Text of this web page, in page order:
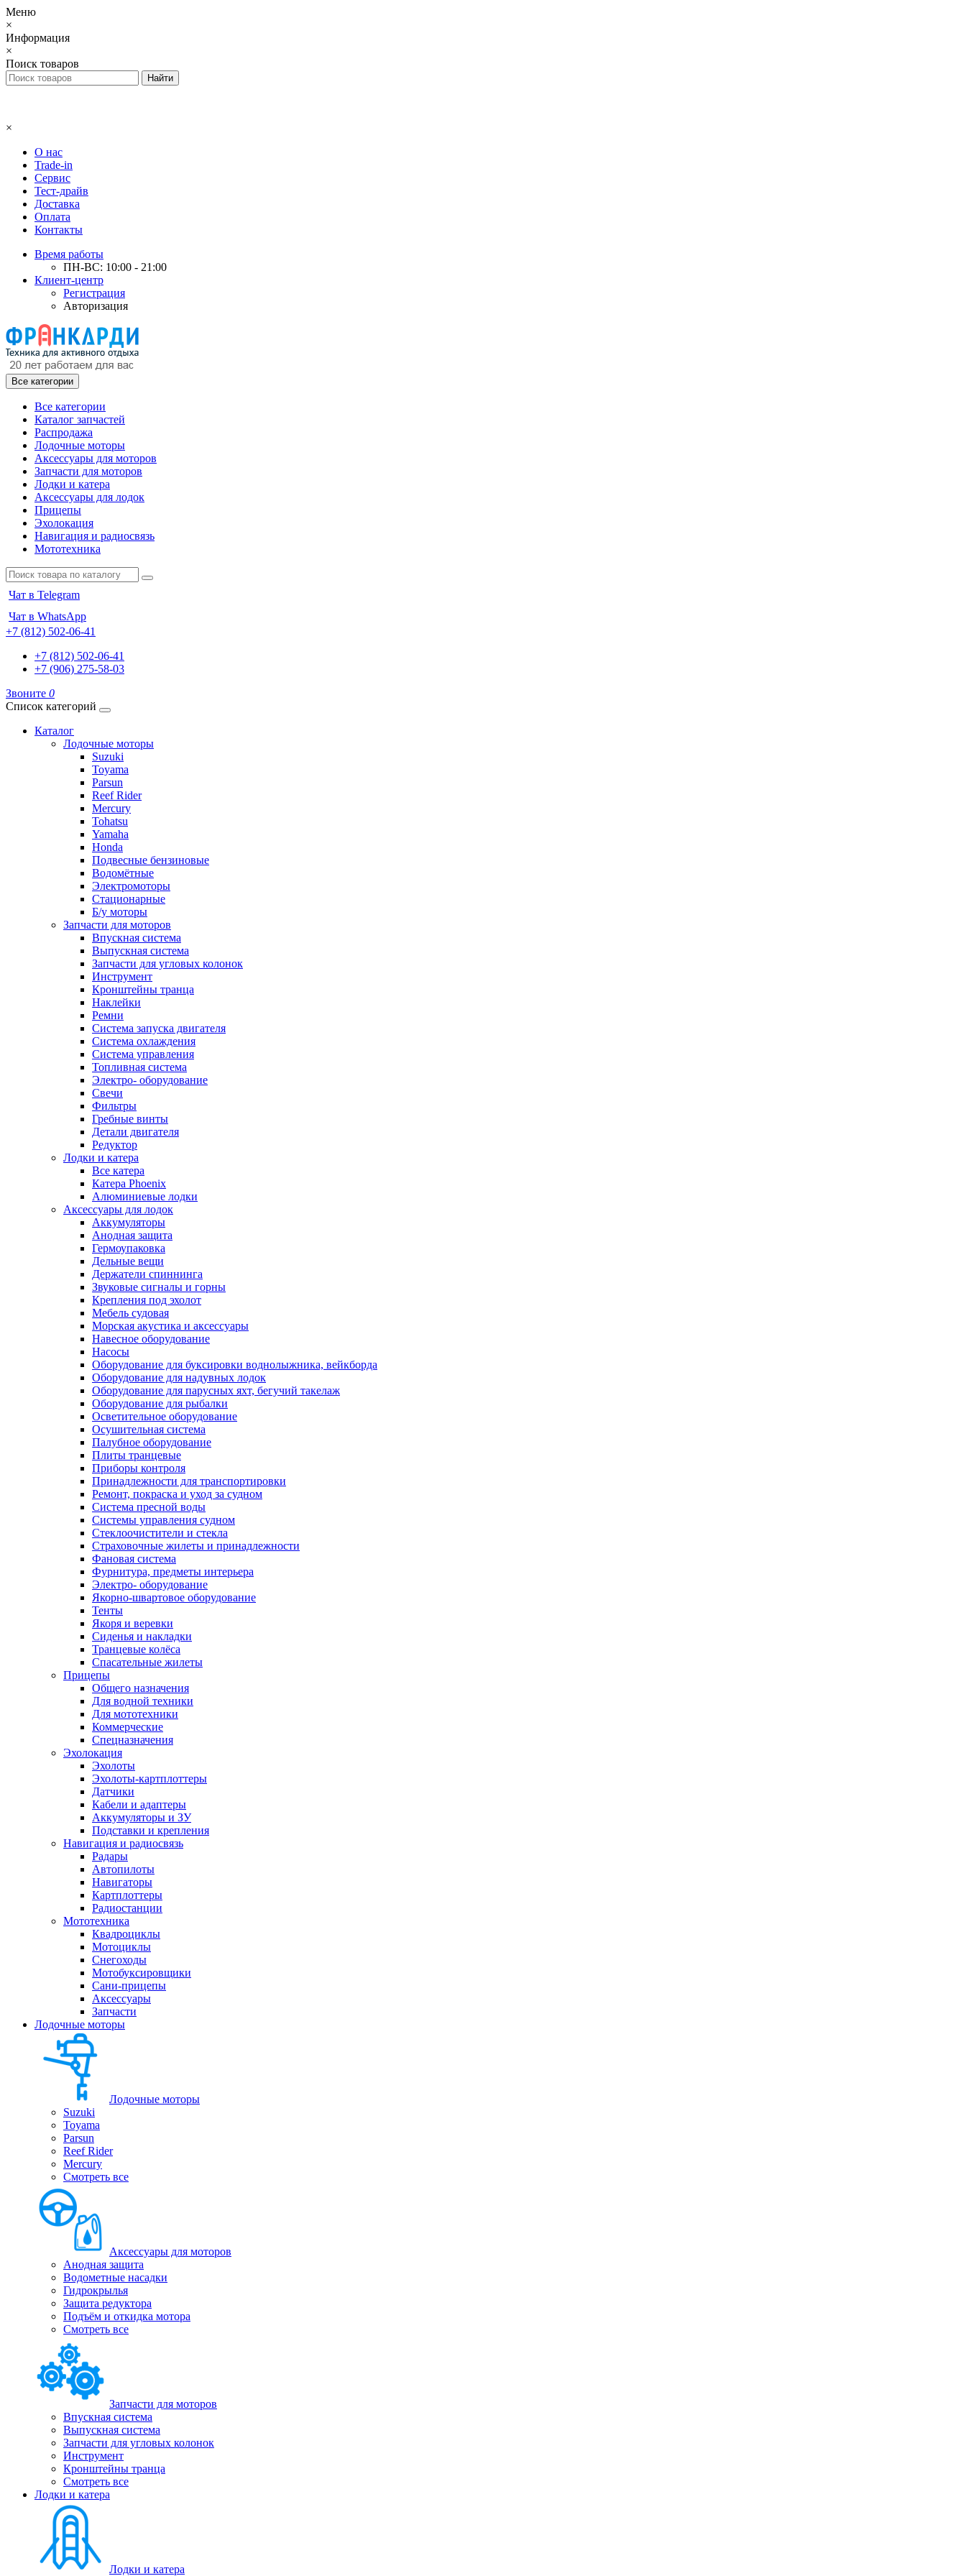
Меню
×
Информация
×
Поиск товаров
×
О нас
Trade-in
Сервис
Тест-драйв
Доставка
Оплата
Контакты
Время работы
ПН-ВС: 10:00 - 21:00
Клиент-центр
Регистрация
Авторизация
Все категории
Все категории
Каталог запчастей
Распродажа
Лодочные моторы
Аксессуары для моторов
Запчасти для моторов
Лодки и катера
Аксессуары для лодок
Прицепы
Эхолокация
Навигация и радиосвязь
Мототехника
Чат в Telegram
Чат в WhatsApp
+7 (812) 502-06-41
+7 (812) 502-06-41
+7 (906) 275-58-03
Звоните 0
Список категорий
Каталог
Лодочные моторы
Suzuki
Toyama
Parsun
Reef Rider
Mercury
Tohatsu
Yamaha
Honda
Подвесные бензиновые
Водомётные
Электромоторы
Стационарные
Б/у моторы
Запчасти для моторов
Впускная система
Выпускная система
Запчасти для угловых колонок
Инструмент
Кронштейны транца
Наклейки
Ремни
Система запуска двигателя
Система охлаждения
Система управления
Топливная система
Электро- оборудование
Свечи
Фильтры
Гребные винты
Детали двигателя
Редуктор
Лодки и катера
Все катера
Катера Phoenix
Алюминиевые лодки
Аксессуары для лодок
Аккумуляторы
Анодная защита
Гермоупаковка
Дельные вещи
Держатели спиннинга
Звуковые сигналы и горны
Крепления под эхолот
Мебель судовая
Морская акустика и аксессуары
Навесное оборудование
Насосы
Оборудование для буксировки воднолыжника, вейкборда
Оборудование для надувных лодок
Оборудование для парусных яхт, бегучий такелаж
Оборудование для рыбалки
Осветительное оборудование
Осушительная система
Палубное оборудование
Плиты транцевые
Приборы контроля
Принадлежности для транспортировки
Ремонт, покраска и уход за судном
Система пресной воды
Системы управления судном
Стеклоочистители и стекла
Страховочные жилеты и принадлежности
Фановая система
Фурнитура, предметы интерьера
Электро- оборудование
Якорно-швартовое оборудование
Тенты
Якоря и веревки
Сиденья и накладки
Транцевые колёса
Спасательные жилеты
Прицепы
Общего назначения
Для водной техники
Для мототехники
Коммерческие
Спецназначения
Эхолокация
Эхолоты
Эхолоты-картплоттеры
Датчики
Кабели и адаптеры
Аккумуляторы и ЗУ
Подставки и крепления
Навигация и радиосвязь
Радары
Автопилоты
Навигаторы
Картплоттеры
Радиостанции
Мототехника
Квадроциклы
Мотоциклы
Снегоходы
Мотобуксировщики
Сани-прицепы
Аксессуары
Запчасти
Лодочные моторы
Лодочные моторы
Suzuki
Toyama
Parsun
Reef Rider
Mercury
Смотреть все
Аксессуары для моторов
Анодная защита
Водометные насадки
Гидрокрылья
Защита редуктора
Подъём и откидка мотора
Смотреть все
Запчасти для моторов
Впускная система
Выпускная система
Запчасти для угловых колонок
Инструмент
Кронштейны транца
Смотреть все
Лодки и катера
Лодки и катера